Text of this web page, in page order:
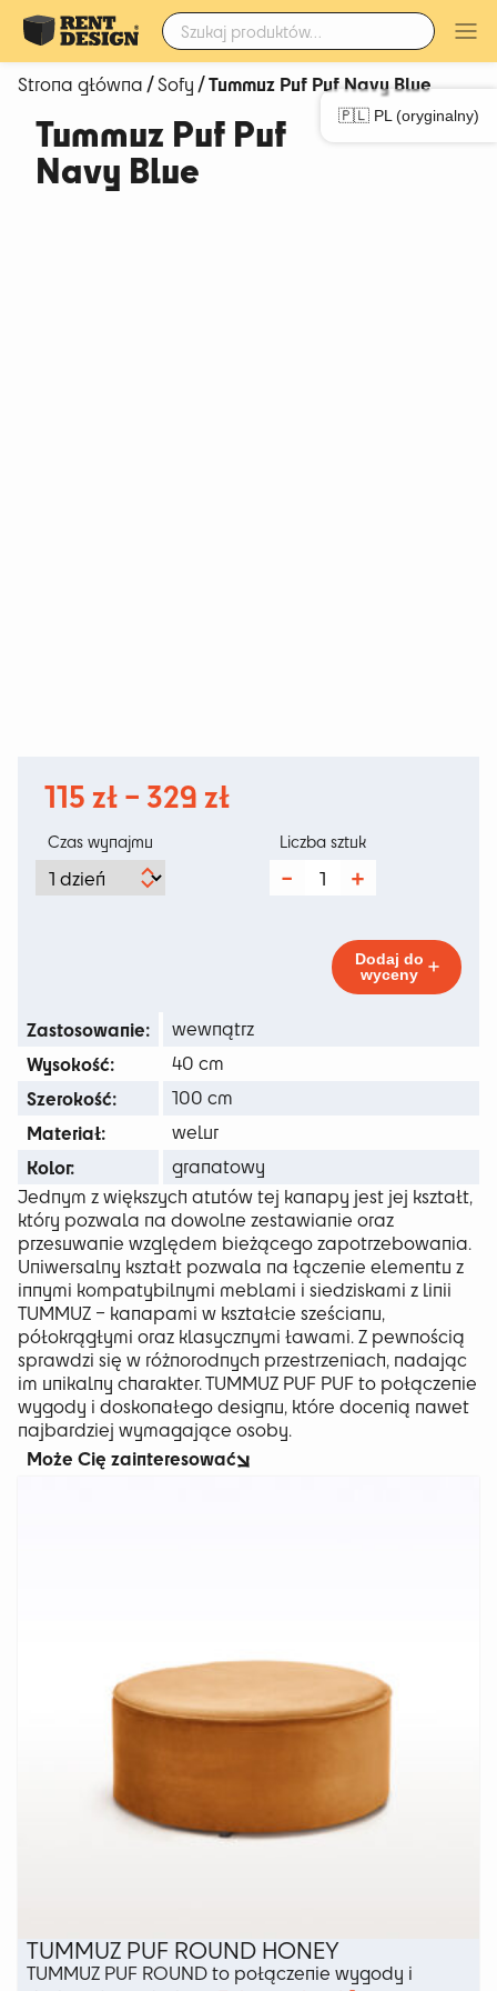
Szukaj:
🇵🇱 PL (oryginalny)
Strona główna/Sofy/ Tummuz Puf Puf Navy Blue
Tummuz Puf Puf
Navy Blue
115 zł– 329 złZakres
cen:
Czas wynajmu
ilość
Navy
Blue
Liczba sztuk
Dodaj do
wyceny
Zastosowanie: wewnątrz
Wysokość: 40 cm
Szerokość: 100 cm
Materiał: welur
Kolor:
granatowy
Jednym z większych atutów tej kanapy jest jej kształt,
który pozwala na dowolne zestawianie oraz
przesuwanie względem bieżącego zapotrzebowania.
Uniwersalny kształt pozwala na łączenie elementu z
innymi kompatybilnymi meblami i siedziskami z linii
TUMMUZ – kanapami w kształcie sześcianu,
półokrągłymi oraz klasycznymi ławami. Z pewnością
sprawdzi się w różnorodnych przestrzeniach, nadając
im unikalny charakter. TUMMUZ PUF PUF to połączenie
wygody i doskonałego designu, które docenią nawet
najbardziej wymagające osoby.
Może Cię zainteresować
TUMMUZ PUF ROUND HONEY
TUMMUZ PUF ROUND to połączenie wygody i